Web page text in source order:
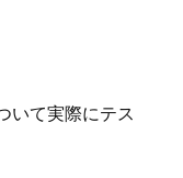
いて実際にテス